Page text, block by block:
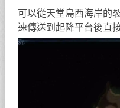
可以從天堂島西海岸的
速傳送到起降平台後直